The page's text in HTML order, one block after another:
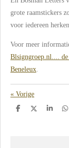
grote raamstickers
voor iedereen
Voor meer
Blsigngroep.nl....
Beneleux
« Vorige
D
D
S
D